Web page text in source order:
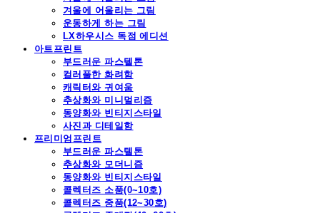
겨울에 어울리는 그림
운동하게 하는 그림
LX하우시스 독점 에디션
아트프린트
부드러운 파스텔톤
컬러풀한 화려함
캐릭터와 귀여움
추상화와 미니멀리즘
동양화와 빈티지스타일
사진과 디테일함
프리미엄프린트
부드러운 파스텔톤
추상화와 모더니즘
동양화와 빈티지스타일
콜렉터즈 소품(0~10호)
콜렉터즈 중품(12~30호)